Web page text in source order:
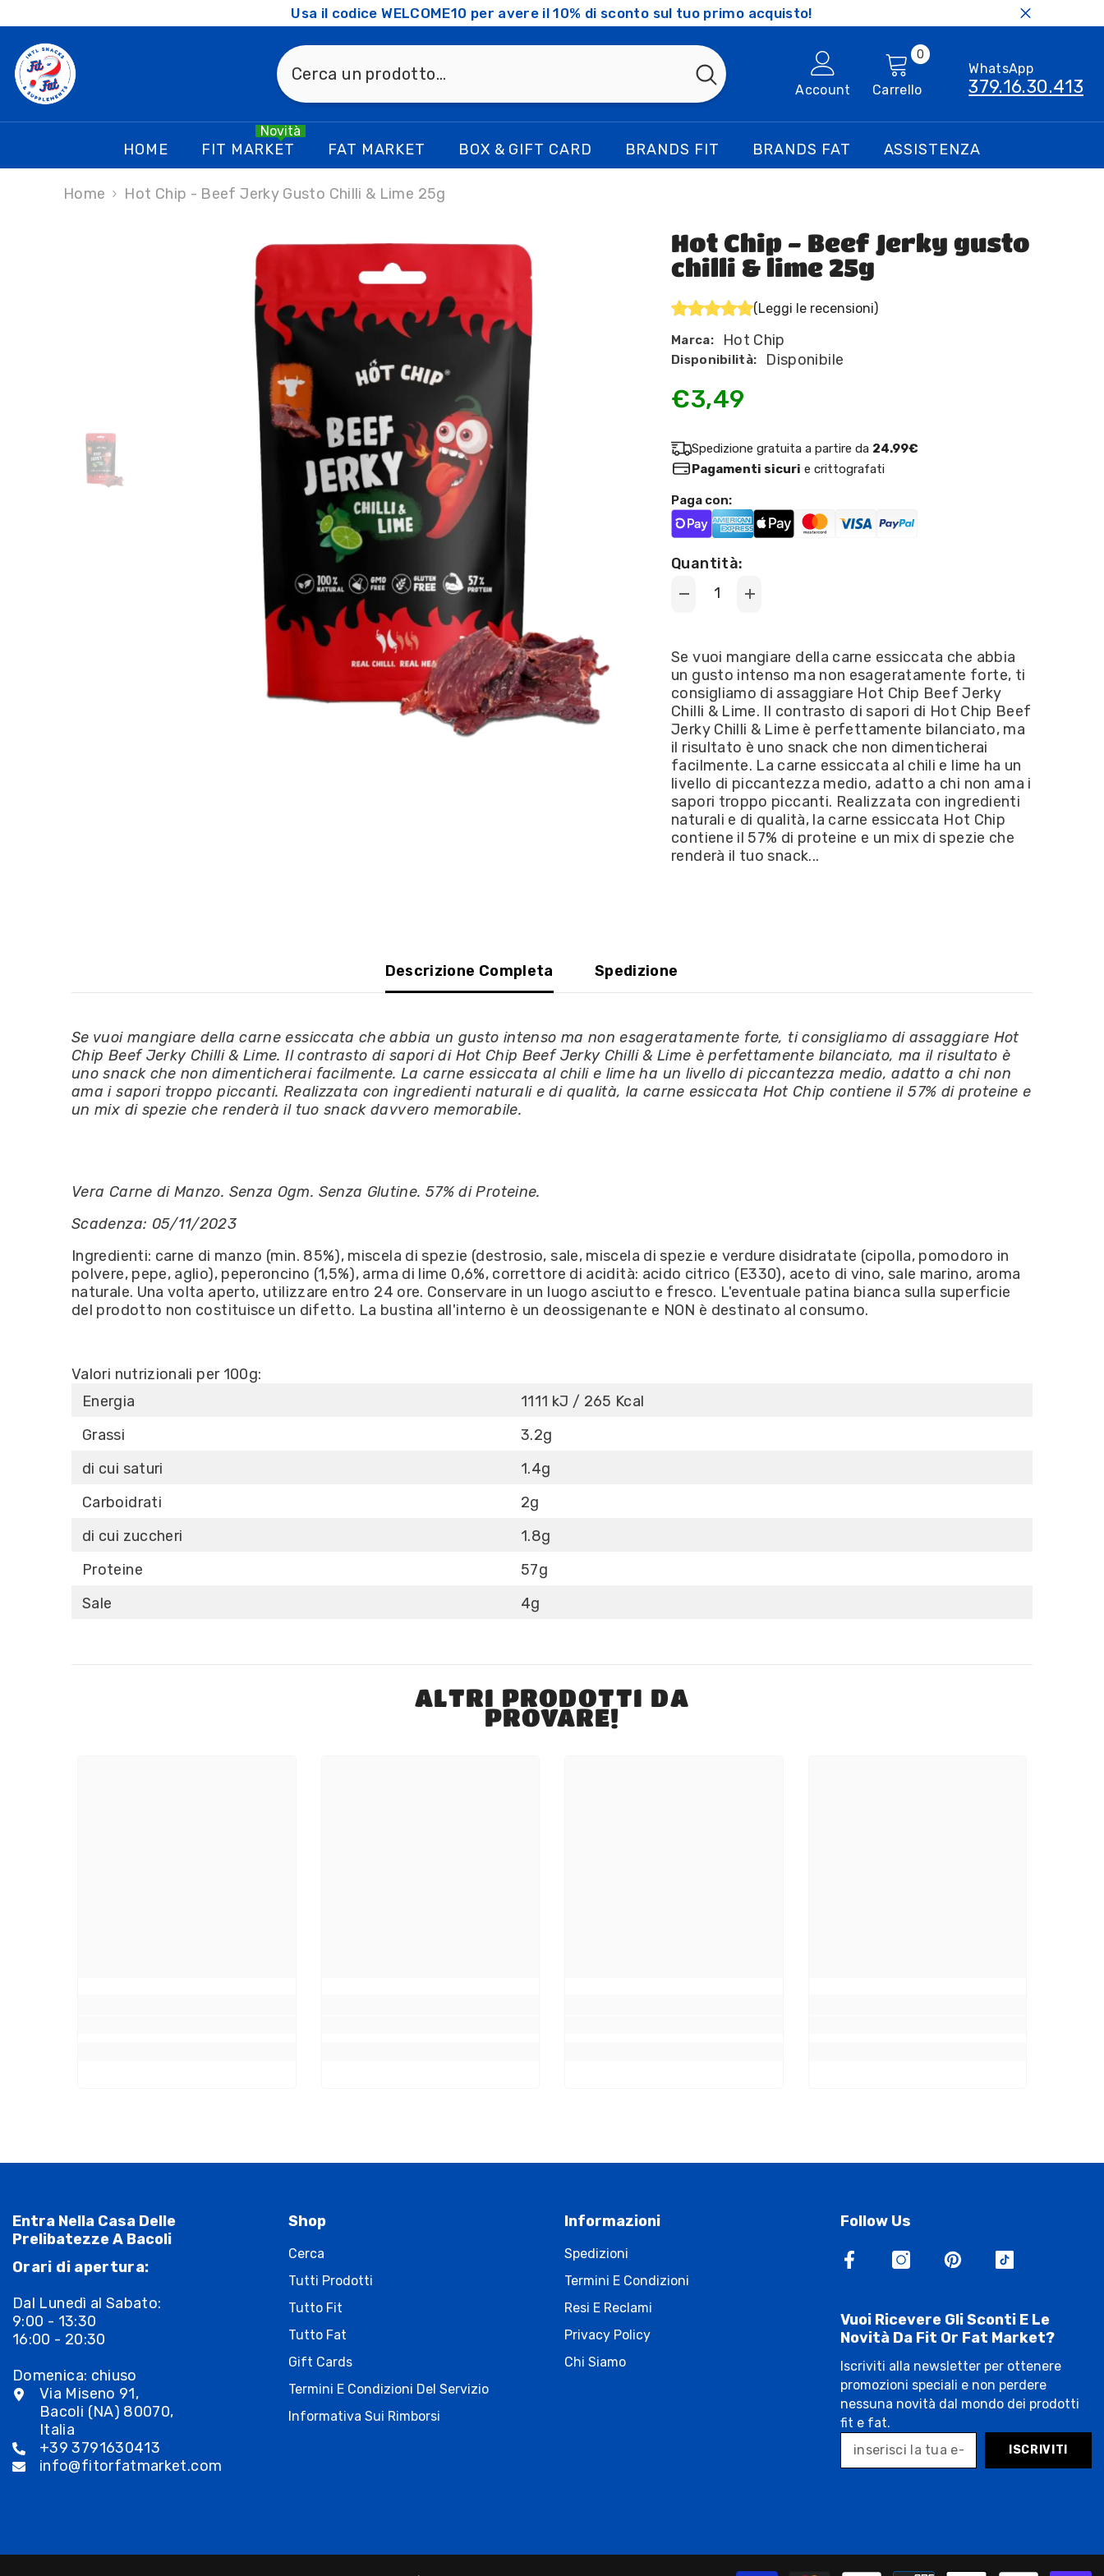
Usa il codice WELCOME10 per avere il 10% di sconto sul tuo primo acquisto!
Account Carrello
00
articoliWhatsApp
379.16.30.413
HOME FIT MARKET
Novità
FAT MARKET BOX & GIFT CARD BRANDS FIT BRANDS FAT ASSISTENZA
Home Hot Chip - Beef Jerky Gusto Chilli & Lime 25g
Hot Chip - Beef Jerky gusto
chilli & lime 25g
(Leggi le recensioni)
Marca: Hot Chip
Disponibilità: Disponibile
€3,49
Spedizione gratuita a partire da 24.99€
Pagamenti sicuri e crittografati
Paga con:
Quantità:
Decrease
-
Beef
Jerky
gusto
chilli
&amp;
lime
25g
Increase
Chip
-
Beef
Jerky
gusto
chilli
&amp;
lime
25g
Se vuoi mangiare della carne essiccata che abbia
un gusto intenso ma non esageratamente forte, ti
consigliamo di assaggiare Hot Chip Beef Jerky
Chilli & Lime. Il contrasto di sapori di Hot Chip Beef
Jerky Chilli & Lime è perfettamente bilanciato, ma
il risultato è uno snack che non dimenticherai
facilmente. La carne essiccata al chili e lime ha un
livello di piccantezza medio, adatto a chi non ama i
sapori troppo piccanti. Realizzata con ingredienti
naturali e di qualità, la carne essiccata Hot Chip
contiene il 57% di proteine e un mix di spezie che
renderà il tuo snack...
Descrizione Completa Spedizione
Se vuoi mangiare della carne essiccata che abbia un gusto intenso ma non esageratamente forte, ti consigliamo di assaggiare Hot
Chip Beef Jerky Chilli & Lime. Il contrasto di sapori di Hot Chip Beef Jerky Chilli & Lime è perfettamente bilanciato, ma il risultato è
uno snack che non dimenticherai facilmente. La carne essiccata al chili e lime ha un livello di piccantezza medio, adatto a chi non
ama i sapori troppo piccanti. Realizzata con ingredienti naturali e di qualità, la carne essiccata Hot Chip contiene il 57% di proteine e
un mix di spezie che renderà il tuo snack davvero memorabile.
Vera Carne di Manzo. Senza Ogm. Senza Glutine. 57% di Proteine.
Scadenza: 05/11/2023
Ingredienti: carne di manzo (min. 85%), miscela di spezie (destrosio, sale, miscela di spezie e verdure disidratate (cipolla, pomodoro in
polvere, pepe, aglio), peperoncino (1,5%), arma di lime 0,6%, correttore di acidità: acido citrico (E330), aceto di vino, sale marino, aroma
naturale. Una volta aperto, utilizzare entro 24 ore. Conservare in un luogo asciutto e fresco. L'eventuale patina bianca sulla superficie
del prodotto non costituisce un difetto. La bustina all'interno è un deossigenante e NON è destinato al consumo.
Valori nutrizionali per 100g:
Energia
1111 kJ / 265 Kcal
Grassi
3.2g
di cui saturi
1.4g
Carboidrati
2g
di cui zuccheri
1.8g
Proteine
57g
Sale
4g
ALTRI PRODOTTI DA
PROVARE!
Entra Nella Casa Delle
Prelibatezze A Bacoli
Orari di apertura:
Dal Lunedì al Sabato:
9:00 - 13:30
16:00 - 20:30
Domenica: chiuso
Via Miseno 91,
Bacoli (NA) 80070,
Italia
+39 3791630413
info@fitorfatmarket.com
Shop
Cerca
Tutti Prodotti
Tutto Fit
Tutto Fat
Gift Cards
Termini E Condizioni Del Servizio
Informativa Sui Rimborsi
Informazioni
Spedizioni
Termini E Condizioni
Resi E Reclami
Privacy Policy
Chi Siamo
Follow Us
Vuoi Ricevere Gli Sconti E Le
Novità Da Fit Or Fat Market?
Iscriviti alla newsletter per ottenere
promozioni speciali e non perdere
nessuna novità dal mondo dei prodotti
fit e fat.
ISCRIVITI